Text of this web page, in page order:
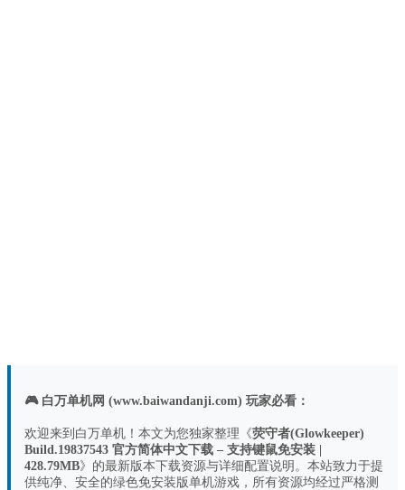
🎮 白万单机网 (www.baiwandanji.com) 玩家必看：
欢迎来到白万单机！本文为您独家整理《荧守者(Glowkeeper)
Build.19837543 官方简体中文下载 – 支持键鼠免安装 |
428.79MB》的最新版本下载资源与详细配置说明。本站致力于提
供纯净、安全的绿色免安装版单机游戏，所有资源均经过严格测